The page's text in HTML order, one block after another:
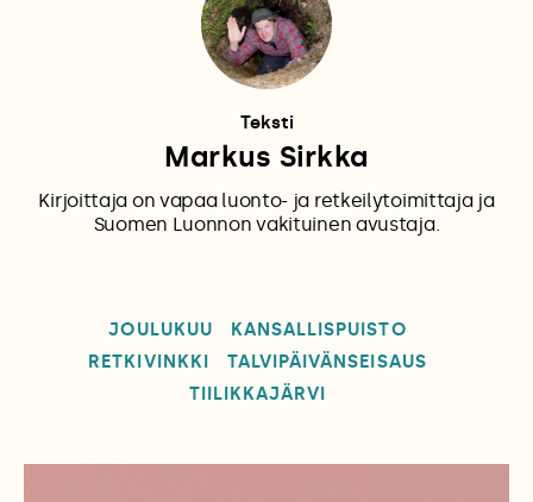
Teksti
Markus Sirkka
Kirjoittaja on vapaa luonto- ja retkeilytoimittaja ja
Suomen Luonnon vakituinen avustaja.
JOULUKUU
KANSALLISPUISTO
RETKIVINKKI
TALVIPÄIVÄNSEISAUS
TIILIKKAJÄRVI